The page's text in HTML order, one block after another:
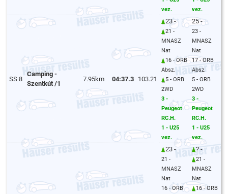
vez.
vez.
SS 8
Camping -
Szentkút /1
7.95km 04:37.3 103.21
23 -
21 -
MNASZ
Nat
16 - ORB
Absz.
5 - ORB
2WD
3 -
Peugeot
RC.H.
1 - U25
vez.
25 -
23 -
MNASZ
Nat
17 - ORB
Absz.
5 - ORB
2WD
3 -
Peugeot
RC.H.
1 - U25
vez.
23 -
21 -
MNASZ
Nat
16 - ORB
? -
21 -
MNASZ
Nat
16 - ORB